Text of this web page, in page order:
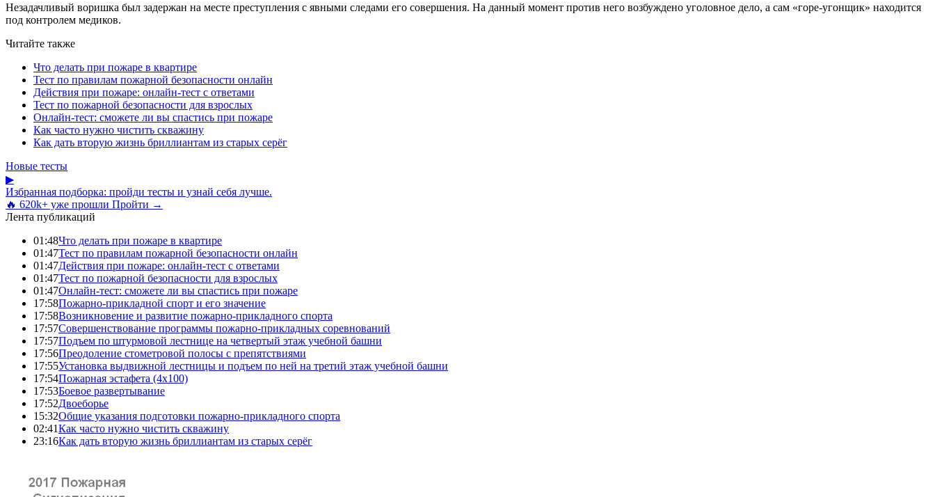
Незадачливый воришка был задержан на месте преступления с явными следами его совершения. На данный момент против него возбуждено уголовное дело, а сам «горе-угонщик» находится
под контролем медиков.
Читайте также
Что делать при пожаре в квартире
Тест по правилам пожарной безопасности онлайн
Действия при пожаре: онлайн-тест с ответами
Тест по пожарной безопасности для взрослых
Онлайн-тест: сможете ли вы спастись при пожаре
Как часто нужно чистить скважину
Как дать вторую жизнь бриллиантам из старых серёг
Новые тесты
▶
Избранная подборка: пройди тесты и узнай себя лучше.
🔥 620k+ уже прошли Пройти →
Лента публикаций
01:48Что делать при пожаре в квартире
01:47Тест по правилам пожарной безопасности онлайн
01:47Действия при пожаре: онлайн-тест с ответами
01:47Тест по пожарной безопасности для взрослых
01:47Онлайн-тест: сможете ли вы спастись при пожаре
17:58Пожарно-прикладной спорт и его значение
17:58Возникновение и развитие пожарно-прикладного спорта
17:57Совершенствование программы пожарно-прикладных соревнований
17:57Подъем по штурмовой лестнице на четвертый этаж учебной башни
17:56Преодоление стометровой полосы с препятствиями
17:55Установка выдвижной лестницы и подъем по ней на третий этаж учебной башни
17:54Пожарная эстафета (4x100)
17:53Боевое развертывание
17:52Двоеборье
15:32Общие указания подготовки пожарно-прикладного спорта
02:41Как часто нужно чистить скважину
23:16Как дать вторую жизнь бриллиантам из старых серёг